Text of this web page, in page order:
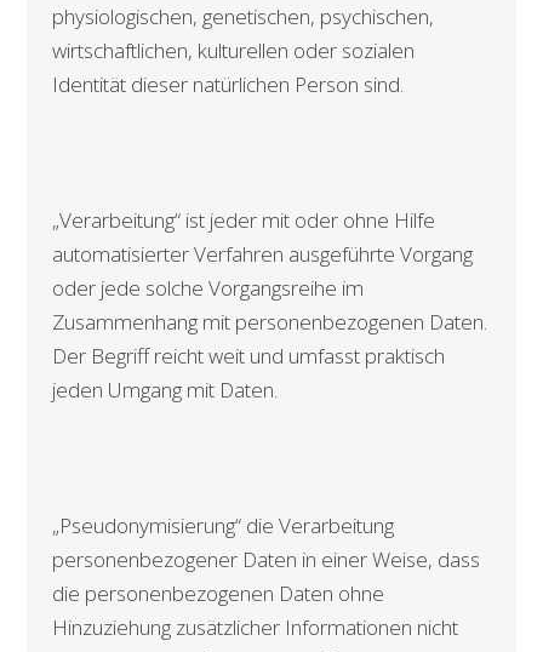
physiologischen, genetischen, psychischen,
wirtschaftlichen, kulturellen oder sozialen
Identität dieser natürlichen Person sind.
„Verarbeitung“ ist jeder mit oder ohne Hilfe
automatisierter Verfahren ausgeführte Vorgang
oder jede solche Vorgangsreihe im
Zusammenhang mit personenbezogenen Daten.
Der Begriff reicht weit und umfasst praktisch
jeden Umgang mit Daten.
„Pseudonymisierung“ die Verarbeitung
personenbezogener Daten in einer Weise, dass
die personenbezogenen Daten ohne
Hinzuziehung zusätzlicher Informationen nicht